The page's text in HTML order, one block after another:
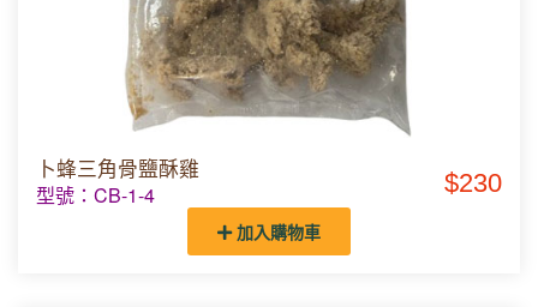
卜蜂三角骨鹽酥雞
型號：CB-1-4 $230
加入購物車